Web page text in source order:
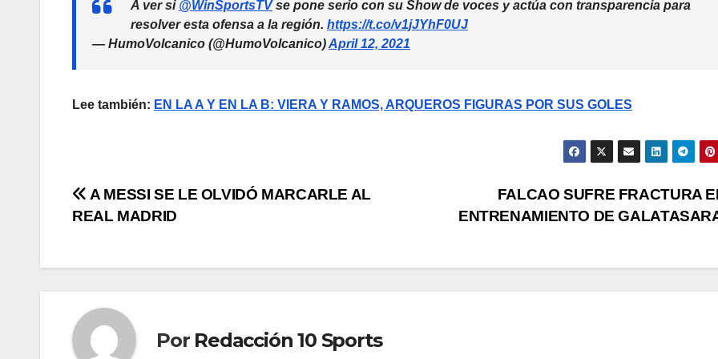
A ver si @WinSportsTVse pone serio con su Show de voces y actúa con transparencia para
resolver esta ofensa a la región. https://t.co/v1jJYhF0UJ
— HumoVolcanico (@HumoVolcanico)April 12, 2021
Lee también: EN LA A Y EN LA B: VIERA Y RAMOS, ARQUEROS FIGURAS POR SUS GOLES
FALCAO SUFRE FRACTURA
ENTRENAMIENTO DE
A MESSI SE LE OLVIDÓ MARCARLE AL
REAL MADRID
Por Redacción 10 Sports